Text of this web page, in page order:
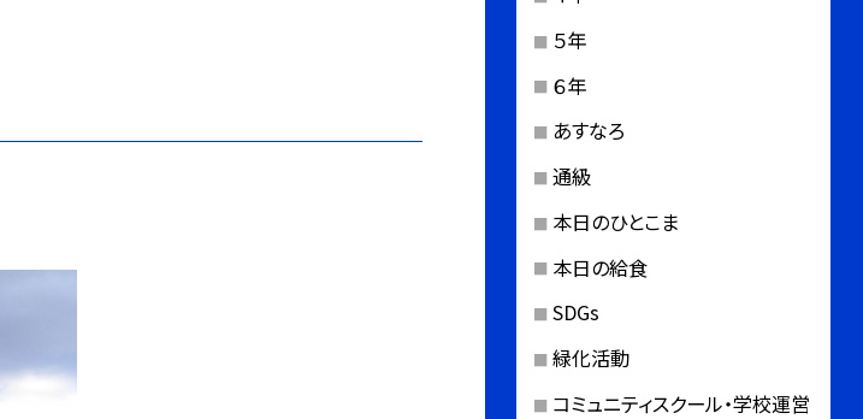
５年
６年
あすなろ
通級
本日のひとこま
本日の給食
SDGs
緑化活動
コミュニティスクール・学校運営